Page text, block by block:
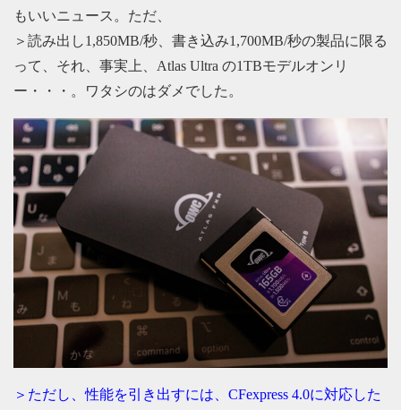
もいいニュース。ただ、
＞読み出し1,850MB/秒、書き込み1,700MB/秒の製品に限る
って、それ、事実上、Atlas Ultra の1TBモデルオンリ
ー・・・。ワタシのはダメでした。
＞ただし、性能を引き出すには、CFexpress 4.0に対応した